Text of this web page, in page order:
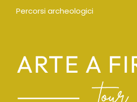
Percorsi archeologici